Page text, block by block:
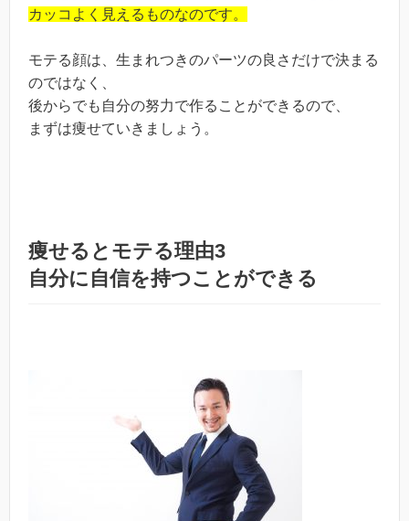
カッコよく見えるものなのです。
モテる顔は、生まれつきのパーツの良さだけで決まる
のではなく、
後からでも自分の努力で作ることができるので、
まずは痩せていきましょう。
痩せるとモテる理由3
自分に自信を持つことができる